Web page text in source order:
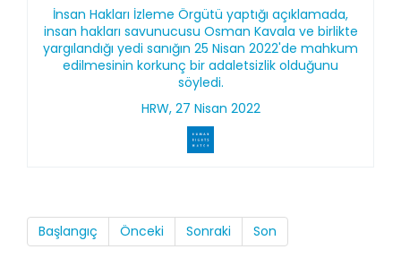
İnsan Hakları İzleme Örgütü yaptığı açıklamada,
insan hakları savunucusu Osman Kavala ve birlikte
yargılandığı yedi sanığın 25 Nisan 2022'de mahkum
edilmesinin korkunç bir adaletsizlik olduğunu
söyledi.
HRW, 27 Nisan 2022
Başlangıç Önceki Sonraki Son